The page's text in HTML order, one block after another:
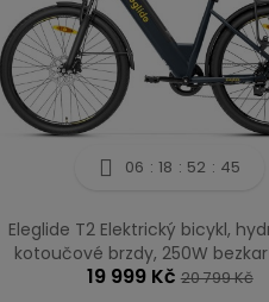
06 18 52 44
Eleglide T2 Elektrický bicykl,
kotoučové brzdy, 250W
motor - tmavě šedý
19 999 Kč 20 799 Kč